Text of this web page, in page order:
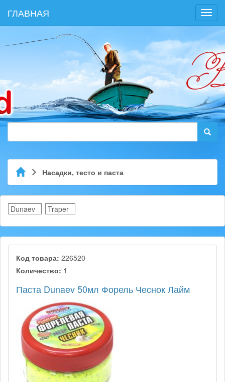
ГЛАВНАЯ
Насадки, тесто и паста
Dunaev Traper
Код товара: 226520
Количество: 1
Паста Dunaev 50мл Форель Чеснок Лайм